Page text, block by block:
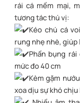
rái cá mềm mại,
tương tác thú vị:
Kéo chú cá
rung nhẹ nhè, giúp
Phần bụng
mức đo 40 cm
Kèm gặm
xoa dịu sự khó